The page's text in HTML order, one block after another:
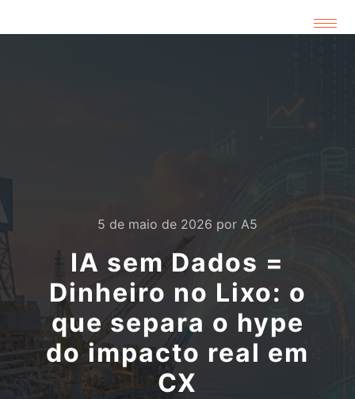
5 de maio de 2026 por A5
IA sem Dados =
Dinheiro no Lixo: o
que separa o hype
do impacto real em
CX